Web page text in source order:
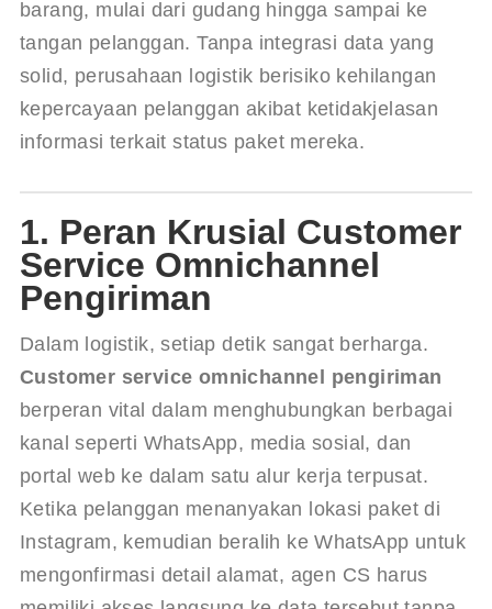
barang, mulai dari gudang hingga sampai ke
tangan pelanggan. Tanpa integrasi data yang
solid, perusahaan logistik berisiko kehilangan
kepercayaan pelanggan akibat ketidakjelasan
informasi terkait status paket mereka.
1. Peran Krusial Customer
Service Omnichannel
Pengiriman
Dalam logistik, setiap detik sangat berharga.
Customer service omnichannel pengiriman
berperan vital dalam menghubungkan berbagai
kanal seperti WhatsApp, media sosial, dan
portal web ke dalam satu alur kerja terpusat.
Ketika pelanggan menanyakan lokasi paket di
Instagram, kemudian beralih ke WhatsApp untuk
mengonfirmasi detail alamat, agen CS harus